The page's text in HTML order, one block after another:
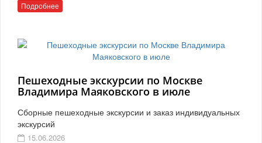
Подробнее
Пешеходные экскурсии по Москве
Владимира Маяковского в июле
Сборные пешеходные экскурсии и заказ индивидуальных
экскурсий
15.06.2026